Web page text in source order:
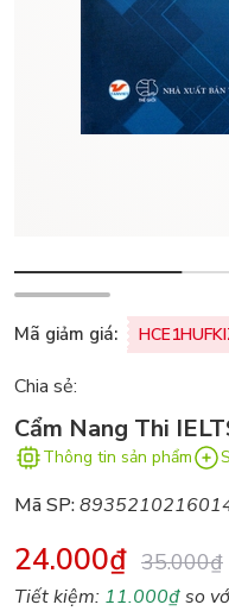
Mã giảm giá:
Chia sẻ:
Cẩm Nang Thi
Thông tin sản phẩm
Mã SP:
24.000₫ 35.000₫
Tiết kiệm: 11.000₫so